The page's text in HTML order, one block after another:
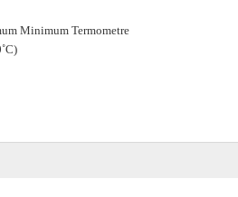
Minimum Termometre